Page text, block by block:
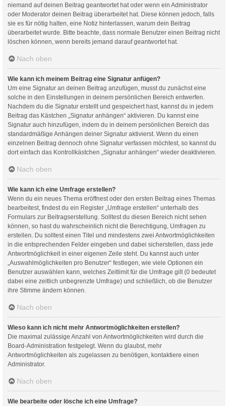
niemand auf deinen Beitrag geantwortet hat oder wenn ein Administrator
oder Moderator deinen Beitrag überarbeitet hat. Diese können jedoch, falls
sie es für nötig halten, eine Notiz hinterlassen, warum dein Beitrag
überarbeitet wurde. Bitte beachte, dass normale Benutzer einen Beitrag nicht
löschen können, wenn bereits jemand darauf geantwortet hat.
Nach oben
Wie kann ich meinem Beitrag eine Signatur anfügen?
Um eine Signatur an deinen Beitrag anzufügen, musst du zunächst eine
solche in den Einstellungen in deinem persönlichen Bereich entwerfen.
Nachdem du die Signatur erstellt und gespeichert hast, kannst du in jedem
Beitrag das Kästchen „Signatur anhängen“ aktivieren. Du kannst eine
Signatur auch hinzufügen, indem du in deinem persönlichen Bereich das
standardmäßige Anhängen deiner Signatur aktivierst. Wenn du einen
einzelnen Beitrag dennoch ohne Signatur verfassen möchtest, so kannst du
dort einfach das Kontrollkästchen „Signatur anhängen“ wieder deaktivieren.
Nach oben
Wie kann ich eine Umfrage erstellen?
Wenn du ein neues Thema eröffnest oder den ersten Beitrag eines Themas
bearbeitest, findest du ein Register „Umfrage erstellen“ unterhalb des
Formulars zur Beitragserstellung. Solltest du diesen Bereich nicht sehen
können, so hast du wahrscheinlich nicht die Berechtigung, Umfragen zu
erstellen. Du solltest einen Titel und mindestens zwei Antwortmöglichkeiten
in die entsprechenden Felder eingeben und dabei sicherstellen, dass jede
Antwortmöglichkeit in einer eigenen Zeile steht. Du kannst auch unter
„Auswahlmöglichkeiten pro Benutzer“ festlegen, wie viele Optionen ein
Benutzer auswählen kann, welches Zeitlimit für die Umfrage gilt (0 bedeutet
dabei eine zeitlich unbegrenzte Umfrage) und schließlich, ob die Benutzer
ihre Stimme ändern können.
Nach oben
Wieso kann ich nicht mehr Antwortmöglichkeiten erstellen?
Die maximal zulässige Anzahl von Antwortmöglichkeiten wird durch die
Board-Administration festgelegt. Wenn du glaubst, mehr
Antwortmöglichkeiten als zugelassen zu benötigen, kontaktiere einen
Administrator.
Nach oben
Wie bearbeite oder lösche ich eine Umfrage?